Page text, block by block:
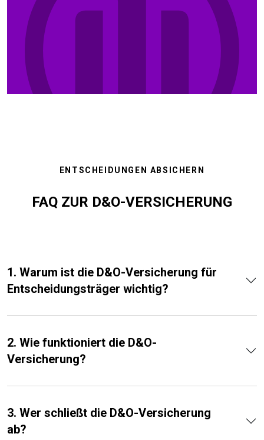
ENTSCHEIDUNGEN ABSICHERN
FAQ ZUR D&O-VERSICHERUNG
1. Warum ist die D&O-Versicherung für
Entscheidungsträger wichtig?
2. Wie funktioniert die D&O-
Versicherung?
3. Wer schließt die D&O-Versicherung
ab?